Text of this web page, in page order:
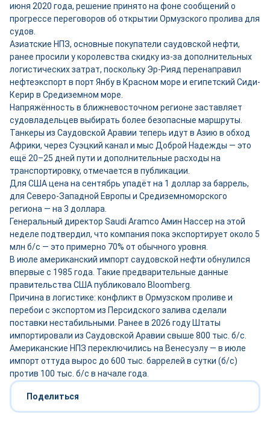
июня 2020 года, решение принято на фоне сообщений о
прогрессе переговоров об открытии Ормузского пролива для
судов.
Азиатские НПЗ, основные покупатели саудовской нефти,
ранее просили у королевства скидку из-за дополнительных
логистических затрат, поскольку Эр-Рияд перенаправил
нефтеэкспорт в порт Янбу в Красном море и египетский Сиди-
Керир в Средиземном море.
Напряжённость в ближневосточном регионе заставляет
судовладельцев выбирать более безопасные маршруты.
Танкеры из Саудовской Аравии теперь идут в Азию в обход
Африки, через Суэцкий канал и мыс Доброй Надежды — это
ещё 20–25 дней пути и дополнительные расходы на
транспортировку, отмечается в публикации.
Для США цена на сентябрь упадёт на 1 доллар за баррель,
для Северо-Западной Европы и Средиземноморского
региона — на 3 доллара.
Генеральный директор Saudi Aramco Амин Нассер на этой
неделе подтвердил, что компания пока экспортирует около 5
млн б/с — это примерно 70% от обычного уровня.
В июле американский импорт саудовской нефти обнулился
впервые с 1985 года. Такие предварительные данные
правительства США публиковало Bloomberg.
Причина в логистике: конфликт в Ормузском проливе и
перебои с экспортом из Персидского залива сделали
поставки нестабильными. Ранее в 2026 году Штаты
импортировали из Саудовской Аравии свыше 800 тыс. б/с.
Американские НПЗ переключились на Венесуэлу — в июле
импорт оттуда вырос до 600 тыс. баррелей в сутки (б/с)
против 100 тыс. б/с в начале года.
Поделиться